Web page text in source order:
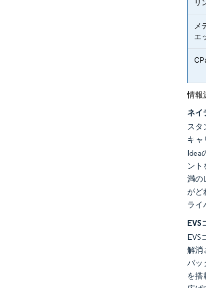
リ
メ
エ
情報
ネイ
スタ
キャ
Idea
ント
満の
がど
ライ
EVS
EVS
解消
バッ
を搭